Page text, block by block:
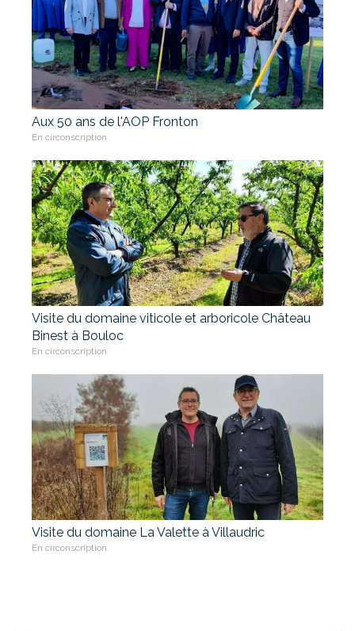
Aux 50 ans de l'AOP Fronton
En circonscription
Visite du domaine viticole et arboricole Château
Binest à Bouloc
En circonscription
Visite du domaine La Valette à Villaudric
En circonscription